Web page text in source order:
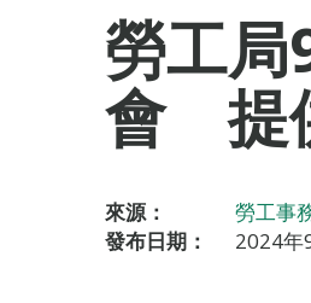
勞工局
會 提
來源：
勞工事
發布日期：
2024年